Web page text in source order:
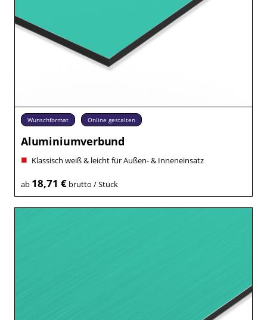
Wunschformat Online gestalten
Aluminiumverbund
Klassisch weiß & leicht für Außen- & Inneneinsatz
ab 18,71 €brutto / Stück